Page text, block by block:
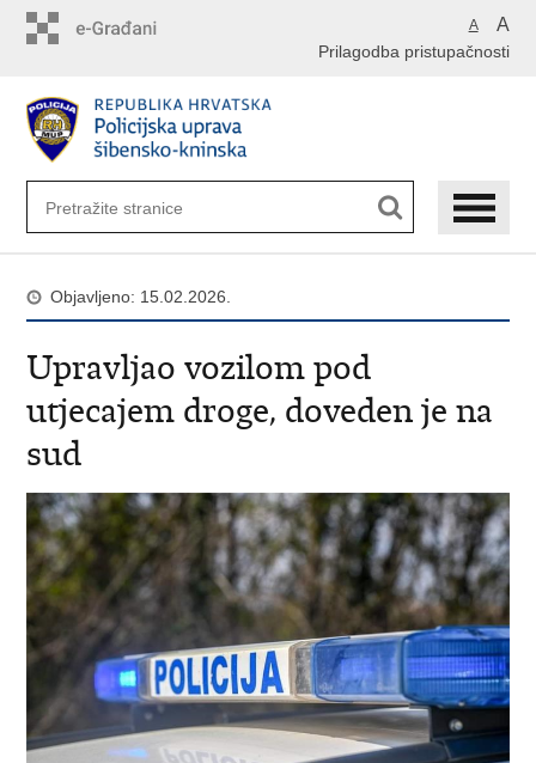
A A
Prilagodba pristupačnosti
Objavljeno: 15.02.2026.
Upravljao vozilom pod
utjecajem droge, doveden je na
sud